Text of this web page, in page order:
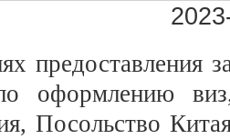
предоставления
оформлению
Посольство